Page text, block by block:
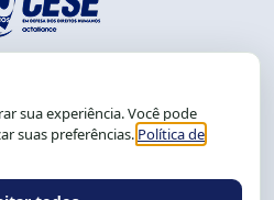
Graça, 150. Graça
40.150-055
BA, Brasil.
(71) 9 9239-2104 ou 2105
às 12h e 13 às 17h.